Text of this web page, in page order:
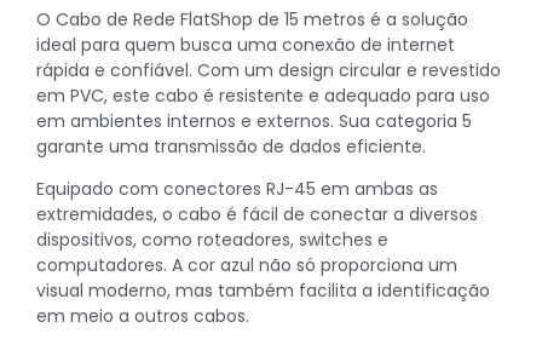
O Cabo de Rede FlatShop de 15 metros é a solução
ideal para quem busca uma conexão de internet
rápida e confiável. Com um design circular e revestido
em PVC, este cabo é resistente e adequado para uso
em ambientes internos e externos. Sua categoria 5
garante uma transmissão de dados eficiente.
Equipado com conectores RJ-45 em ambas as
extremidades, o cabo é fácil de conectar a diversos
dispositivos, como roteadores, switches e
computadores. A cor azul não só proporciona um
visual moderno, mas também facilita a identificação
em meio a outros cabos.